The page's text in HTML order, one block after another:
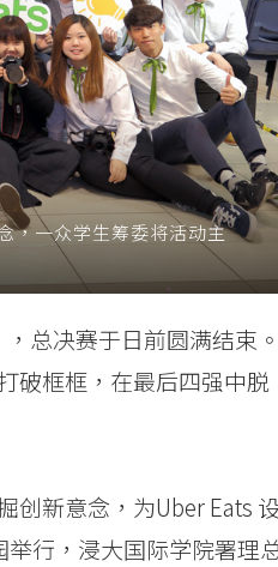
，一众学生筹委将活动主
总决赛于日前圆满结束。
破框框，在最后四强中脱
创新意念，为Uber Eats
行，浸大国际学院署理